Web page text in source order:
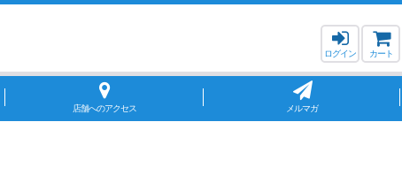
ログイン カート
店舗へのアクセス メルマガ